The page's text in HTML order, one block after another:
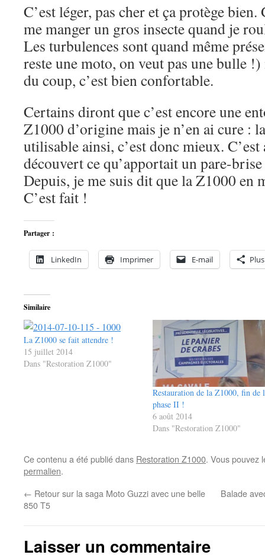
C’est léger, pas cher et ça protège bien.
me manger un gros insecte quand je
Les turbulences sont quand même
reste une moto, on veut pas une bulle !)
du coup, c’est bien confortable.
Certains diront que c’est encore une
Z1000 d’origine mais je n’en ai cure :
utilisable ainsi, c’est donc mieux. C’est
découvert ce qu’apportait un pare-
Depuis, je me suis dit que la Z1000
C’est fait !
Partager :
LinkedIn Imprimer E-mail Plus
Similaire
La Z1000 se fait attendre !
15 juillet 2014
Dans "Restoration Z1000"
Restauration de la Z1000, fin de
phase II !
6 août 2014
Dans "Restoration Z1000"
Ce contenu a été publié dans Restoration Z1000. Vous pouvez
permalien.
← Retour sur la saga Moto Guzzi avec une belle
850 T5
Balade
Laisser un commentaire